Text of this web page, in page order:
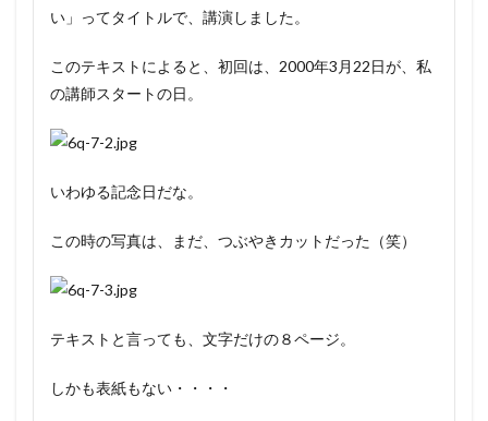
い」ってタイトルで、講演しました。
このテキストによると、初回は、2000年3月22日が、私
の講師スタートの日。
いわゆる記念日だな。
この時の写真は、まだ、つぶやきカットだった（笑）
テキストと言っても、文字だけの８ページ。
しかも表紙もない・・・・